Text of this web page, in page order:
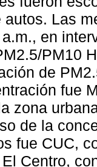
autos. Las
en
PM10
de
fue
zona
de la
fue CUC,
Centro,